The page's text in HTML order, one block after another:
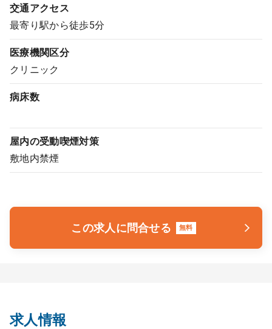
クリニック開業
DtoDとは
お問合せ
採用をお考えの医療機関の方
交通アクセス
最寄り駅から徒歩5分
医療機関区分
クリニック
病床数
屋内の受動喫煙対策
敷地内禁煙
この求人に問合せる 無料
求人情報